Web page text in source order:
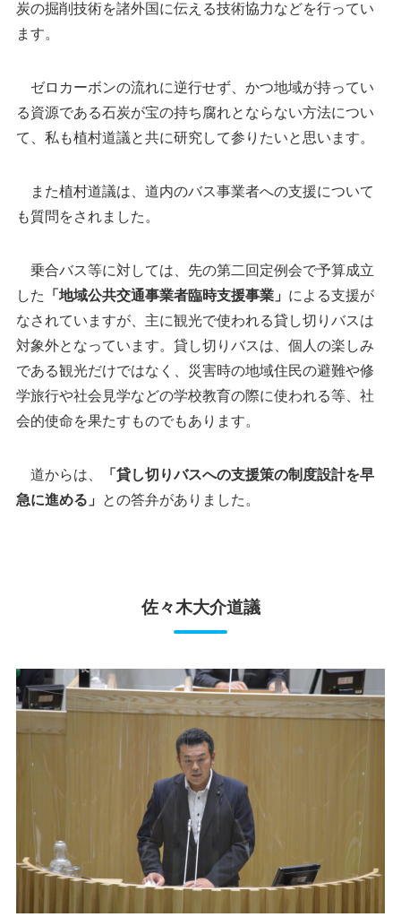
炭の掘削技術を諸外国に伝える技術協力などを行ってい
ます。
ゼロカーボンの流れに逆行せず、かつ地域が持ってい
る資源である石炭が宝の持ち腐れとならない方法につい
て、私も植村道議と共に研究して参りたいと思います。
また植村道議は、道内のバス事業者への支援について
も質問をされました。
乗合バス等に対しては、先の第二回定例会で予算成立
した
「地域公共交通事業者臨時支援事業」 による支援が
なされていますが、主に観光で使われる貸し切りバスは
対象外となっています。貸し切りバスは、個人の楽しみ
である観光だけではなく、災害時の地域住民の避難や修
学旅行や社会見学などの学校教育の際に使われる等、社
会的使命を果たすものでもあります。
道からは、
「貸し切りバスへの支援策の制度設計を早
急に進める」
との答弁がありました。
佐々木大介道議